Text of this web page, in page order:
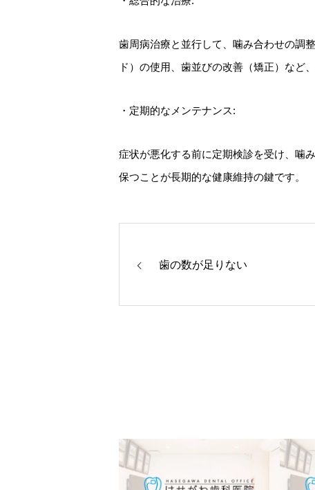
歯周病治療と並行して、噛み合わせの調
ド）の使用、歯並びの改善（矯正）など
・定期的なメンテナンス:
症状が悪化する前に定期検診を受け、噛
保つことが長期的な健康維持の鍵です。
歯の数が足りない